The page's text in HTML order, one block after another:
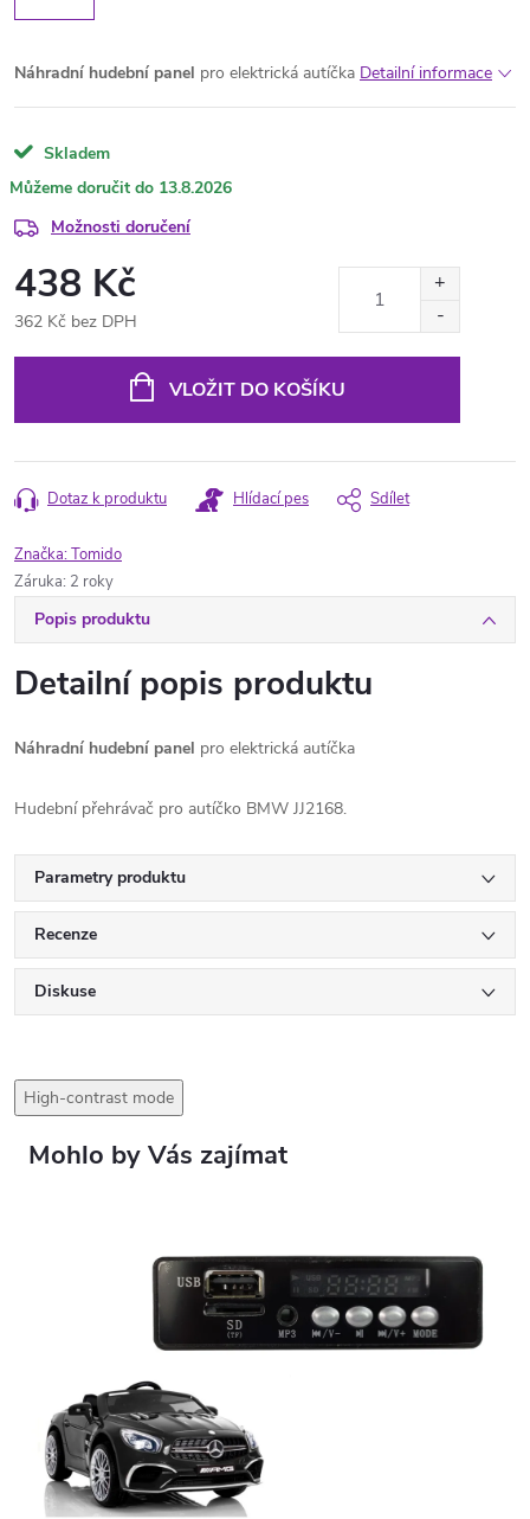
Náhradní hudební panel pro elektrická autíčka Detailní informace
Skladem
13.8.2026
Možnosti doručení
438 Kč
362 Kč bez DPH
VLOŽIT DO KOŠÍKU
Dotaz k produktu Hlídací pes Sdílet
Značka:Tomido
Záruka: 2 roky
Popis produktu
Detailní popis produktu
Náhradní hudební panel pro elektrická autíčka
Hudební přehrávač pro autíčko BMW JJ2168.
Parametry produktu
Recenze
Diskuse
High-contrast mode